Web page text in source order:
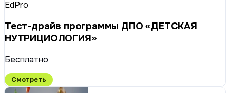
EdPro
Тест-драйв программы ДПО «ДЕТСКАЯ
НУТРИЦИОЛОГИЯ»
Бесплатно
Смотреть